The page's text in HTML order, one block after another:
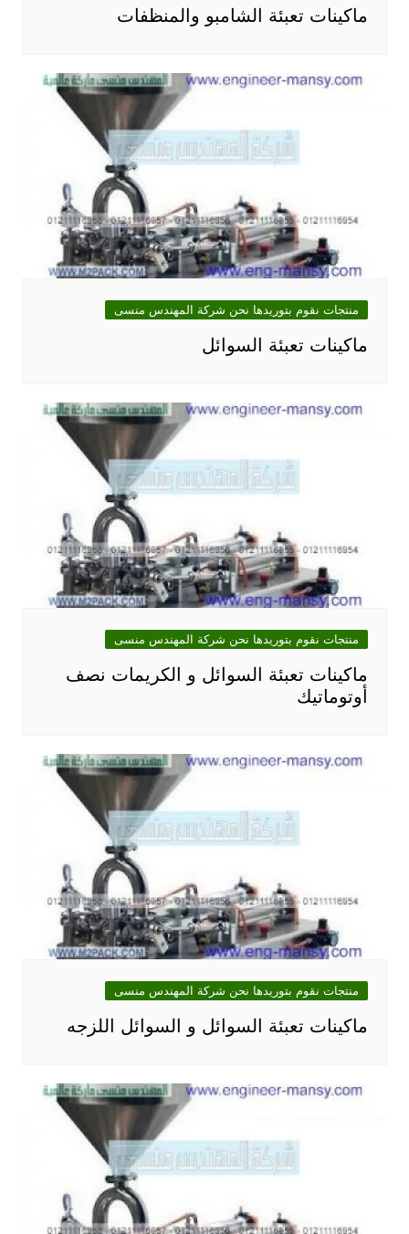
ماكينات تعبئة الشامبو والمنظفات
منتجات نقوم بتوريدها نحن شركة المهندس منسى
ماكينات تعبئة السوائل
منتجات نقوم بتوريدها نحن شركة المهندس منسى
ماكينات تعبئة السوائل و الكريمات نصف
أوتوماتيك
منتجات نقوم بتوريدها نحن شركة المهندس منسى
ماكينات تعبئة السوائل و السوائل اللزجه